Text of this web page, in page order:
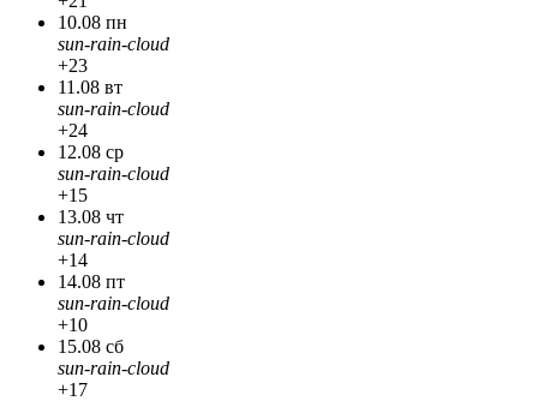
10.08 пн
sun-rain-cloud
+23
11.08 вт
sun-rain-cloud
+24
12.08 ср
sun-rain-cloud
+15
13.08 чт
sun-rain-cloud
+14
14.08 пт
sun-rain-cloud
+10
15.08 сб
sun-rain-cloud
+17